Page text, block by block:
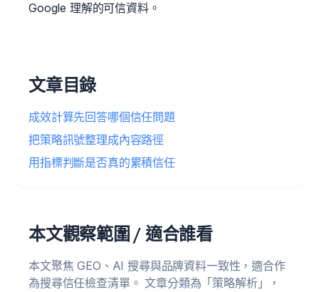
Google 理解的可信資料。
文章目錄
成效計算先回答哪個信任問題
把策略訊號整理成內容路徑
用指標判斷是否真的累積信任
本文觀察範圍 / 適合誰看
本文聚焦 GEO、AI 搜尋與品牌資料一致性，適合作
為搜尋信任檢查清單。 文章分類為「策略解析」，